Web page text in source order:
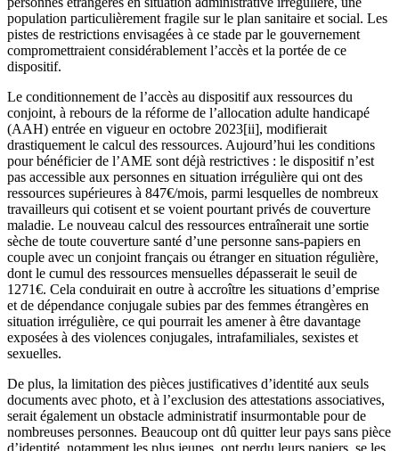
population particulièrement fragile sur le plan sanitaire et social. Les
pistes de restrictions envisagées à ce stade par le gouvernement
compromettraient considérablement l’accès et la portée de ce
dispositif.
Le conditionnement de l’accès au dispositif aux ressources du
conjoint, à rebours de la réforme de l’allocation adulte handicapé
(AAH) entrée en vigueur en octobre 2023[ii], modifierait
drastiquement le calcul des ressources. Aujourd’hui les conditions
pour bénéficier de l’AME sont déjà restrictives : le dispositif n’est
pas accessible aux personnes en situation irrégulière qui ont des
ressources supérieures à 847€/mois, parmi lesquelles de nombreux
travailleurs qui cotisent et se voient pourtant privés de couverture
maladie. Le nouveau calcul des ressources entraînerait une sortie
sèche de toute couverture santé d’une personne sans-papiers en
couple avec un conjoint français ou étranger en situation régulière,
dont le cumul des ressources mensuelles dépasserait le seuil de
1271€. Cela conduirait en outre à accroître les situations d’emprise
et de dépendance conjugale subies par des femmes étrangères en
situation irrégulière, ce qui pourrait les amener à être davantage
exposées à des violences conjugales, intrafamiliales, sexistes et
sexuelles.
De plus, la limitation des pièces justificatives d’identité aux seuls
documents avec photo, et à l’exclusion des attestations associatives,
serait également un obstacle administratif insurmontable pour de
nombreuses personnes. Beaucoup ont dû quitter leur pays sans pièce
d’identité, notamment les plus jeunes, ont perdu leurs papiers, se les